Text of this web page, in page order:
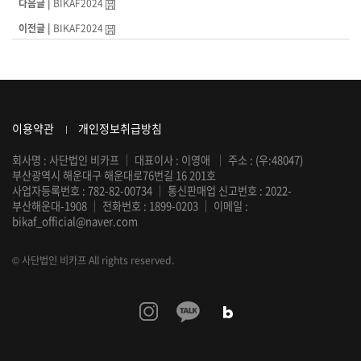
다음글 |
BIKAF2024
이전글 | BIKAF2024
이용약관 개인정보취급방침
회사명 : 사단법인 비카프 ｜ 대표이사 : 이영애 ｜ 주소 : (우:48047)
부산광역시 해운대구 해운대로76번길 16 201호
사업자등록번호 : 782-82-00734 ｜ 통신판매업 신고번호 : 2022-
부산해운대-1908 ｜ 전화번호 : 1899-0203 ｜ 이메일 :
bikaf_official@naver.com
© 사단법인 비카프 All rights reserved.